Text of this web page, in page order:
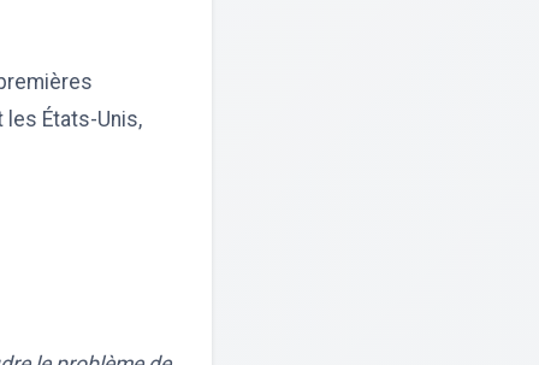
États-Unis,